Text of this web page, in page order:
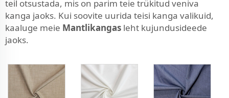
teil otsustada, mis on parim teie trükitud veniva
kanga jaoks. Kui soovite uurida teisi kanga valikuid,
kaaluge meie Mantlikangas leht kujundusideede
jaoks.